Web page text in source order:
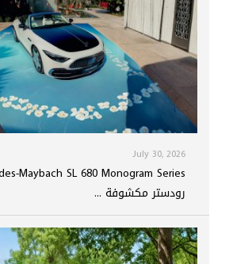
July 30, 2026
رودستر مكشوفة ...